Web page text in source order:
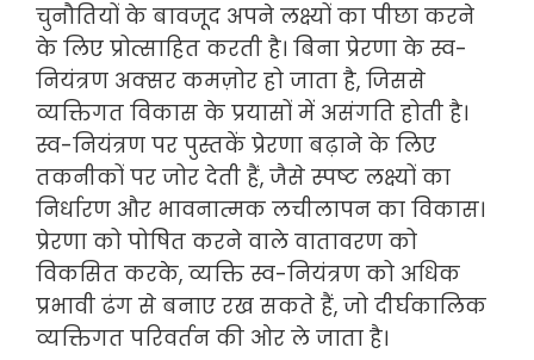
चुनौतियों के बावजूद अपने लक्ष्यों का पीछा करने
के लिए प्रोत्साहित करती है। बिना प्रेरणा के स्व-
नियंत्रण अक्सर कमज़ोर हो जाता है, जिससे
व्यक्तिगत विकास के प्रयासों में असंगति होती है।
स्व-नियंत्रण पर पुस्तकें प्रेरणा बढ़ाने के लिए
तकनीकों पर जोर देती हैं, जैसे स्पष्ट लक्ष्यों का
निर्धारण और भावनात्मक लचीलापन का विकास।
प्रेरणा को पोषित करने वाले वातावरण को
विकसित करके, व्यक्ति स्व-नियंत्रण को अधिक
प्रभावी ढंग से बनाए रख सकते हैं, जो दीर्घकालिक
व्यक्तिगत परिवर्तन की ओर ले जाता है।